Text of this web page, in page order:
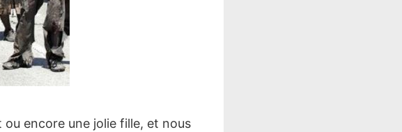
encore une jolie fille, et nous